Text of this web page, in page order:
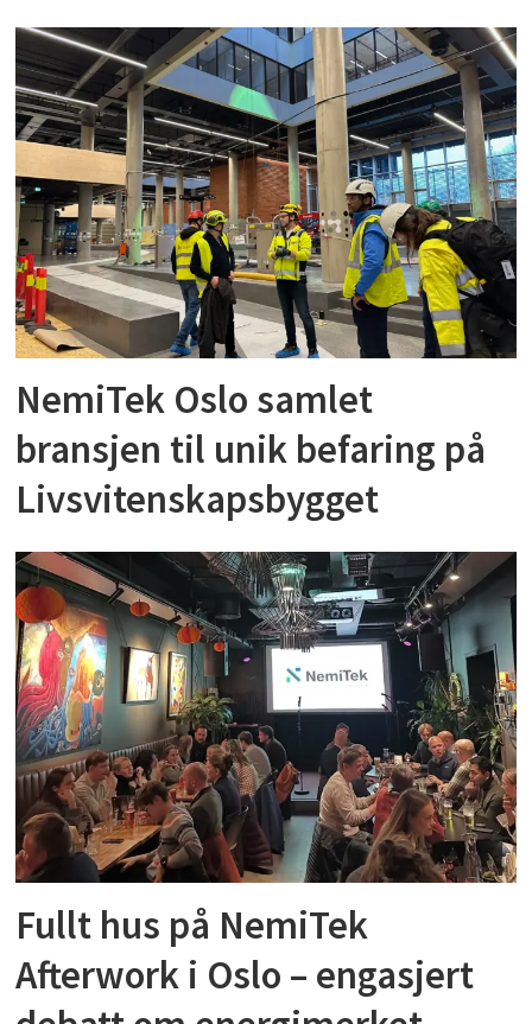
NemiTek Oslo samlet
bransjen til unik befaring på
Livsvitenskapsbygget
Fullt hus på NemiTek
Afterwork i Oslo – engasjert